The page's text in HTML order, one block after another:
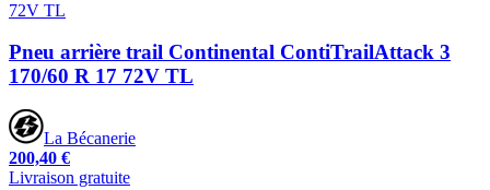
Pneu arrière trail Continental ContiTrailAttack 3
170/60 R 17 72V TL
La Bécanerie
200,40 €
Livraison gratuite